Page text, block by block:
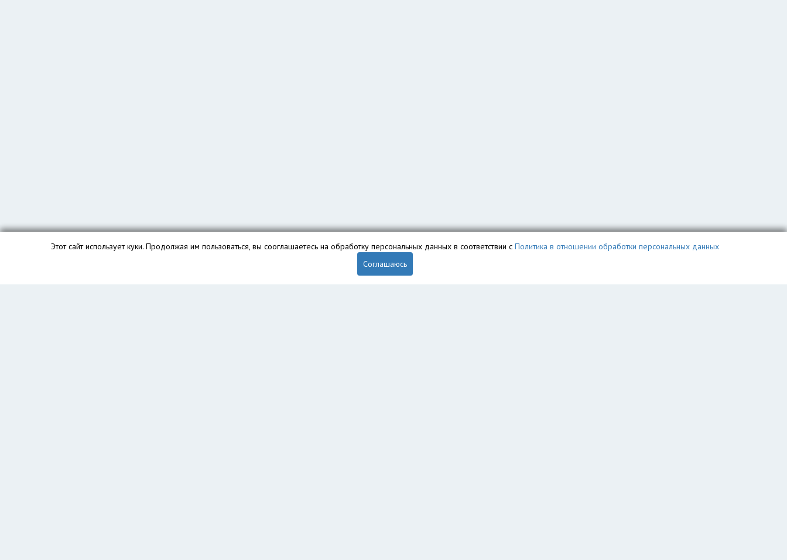
Этот сайт использует куки. Продолжая им пользоваться, вы сооглашаетесь на обработку персональных данных в соответствии с Политика в отношении обработки персональных данных
Соглашаюсь